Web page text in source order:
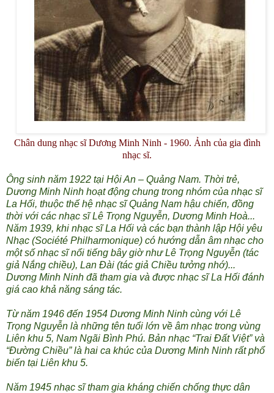
Chân dung nhạc sĩ Dương Minh Ninh - 1960. Ảnh của gia đình
nhạc sĩ.
Ông sinh năm 1922 tại Hội An – Quảng Nam. Thời trẻ,
Dương Minh Ninh hoạt động chung trong nhóm của nhạc sĩ
La Hối, thuộc thế hệ nhạc sĩ Quảng Nam hậu chiến, đồng
thời với các nhạc sĩ Lê Trọng Nguyễn, Dương Minh Hoà...
Năm 1939, khi nhạc sĩ La Hối và các bạn thành lập Hội yêu
Nhạc (Société Philharmonique) có hướng dẫn âm nhạc cho
một số nhạc sĩ nổi tiếng bây giờ như Lê Trọng Nguyễn (tác
giả Nắng chiều), Lan Đài (tác giả Chiều tưởng nhớ)...
Dương Minh Ninh đã tham gia và được nhạc sĩ La Hối đánh
giá cao khả năng sáng tác.
Từ năm 1946 đến 1954 Dương Minh Ninh cùng với Lê
Trọng Nguyễn là những tên tuổi lớn về âm nhạc trong vùng
Liên khu 5, Nam Ngãi Bình Phú. Bản nhạc “Trai Đất Việt” và
“Đường Chiều” là hai ca khúc của Dương Minh Ninh rất phổ
biến tại Liên khu 5.
Năm 1945 nhạc sĩ tham gia kháng chiến chống thực dân